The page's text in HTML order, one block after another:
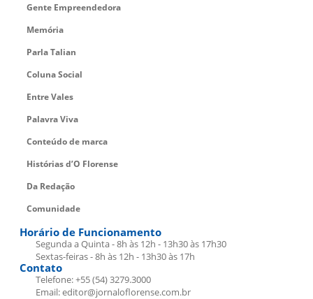
Gente Empreendedora
Memória
Parla Talian
Coluna Social
Entre Vales
Palavra Viva
Conteúdo de marca
Histórias d’O Florense
Da Redação
Comunidade
Horário de Funcionamento
Segunda a Quinta - 8h às 12h - 13h30 às 17h30
Sextas-feiras - 8h às 12h - 13h30 às 17h
Contato
Telefone: +55 (54) 3279.3000
Email: editor@jornaloflorense.com.br